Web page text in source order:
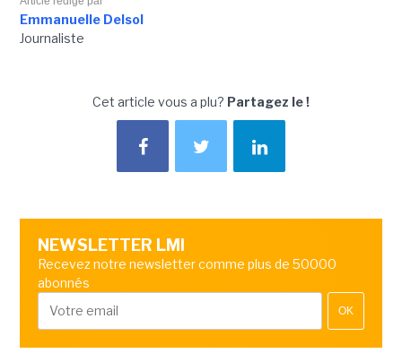
Emmanuelle Delsol
Journaliste
Cet article vous a plu? Partagez le !
NEWSLETTER LMI
Recevez notre newsletter comme plus de 50000
abonnés
OK